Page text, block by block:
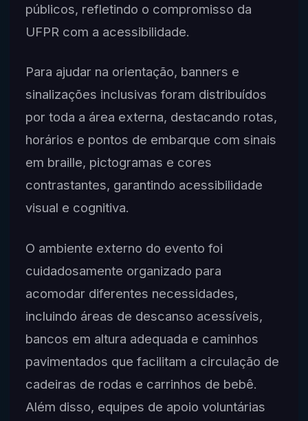
públicos, refletindo o compromisso da
UFPR com a acessibilidade.
Para ajudar na orientação, banners e
sinalizações inclusivas foram distribuídos
por toda a área externa, destacando rotas,
horários e pontos de embarque com sinais
em braille, pictogramas e cores
contrastantes, garantindo acessibilidade
visual e cognitiva.
O ambiente externo do evento foi
cuidadosamente organizado para
acomodar diferentes necessidades,
incluindo áreas de descanso acessíveis,
bancos em altura adequada e caminhos
pavimentados que facilitam a circulação de
cadeiras de rodas e carrinhos de bebê.
Além disso, equipes de apoio voluntárias